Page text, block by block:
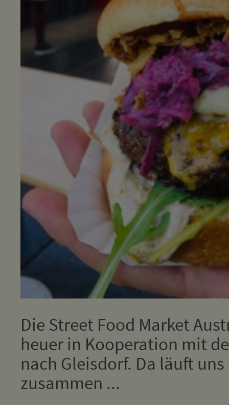
Die Street Food Market
heuer in Kooperation mit
nach Gleisdorf. Da läuft
zusammen ...